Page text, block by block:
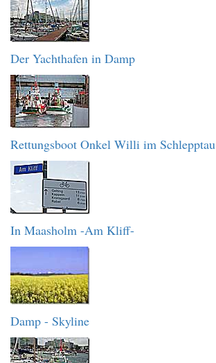
Der Yachthafen in Damp
Rettungsboot Onkel Willi im Schlepptau
In Maasholm -Am Kliff-
Damp - Skyline